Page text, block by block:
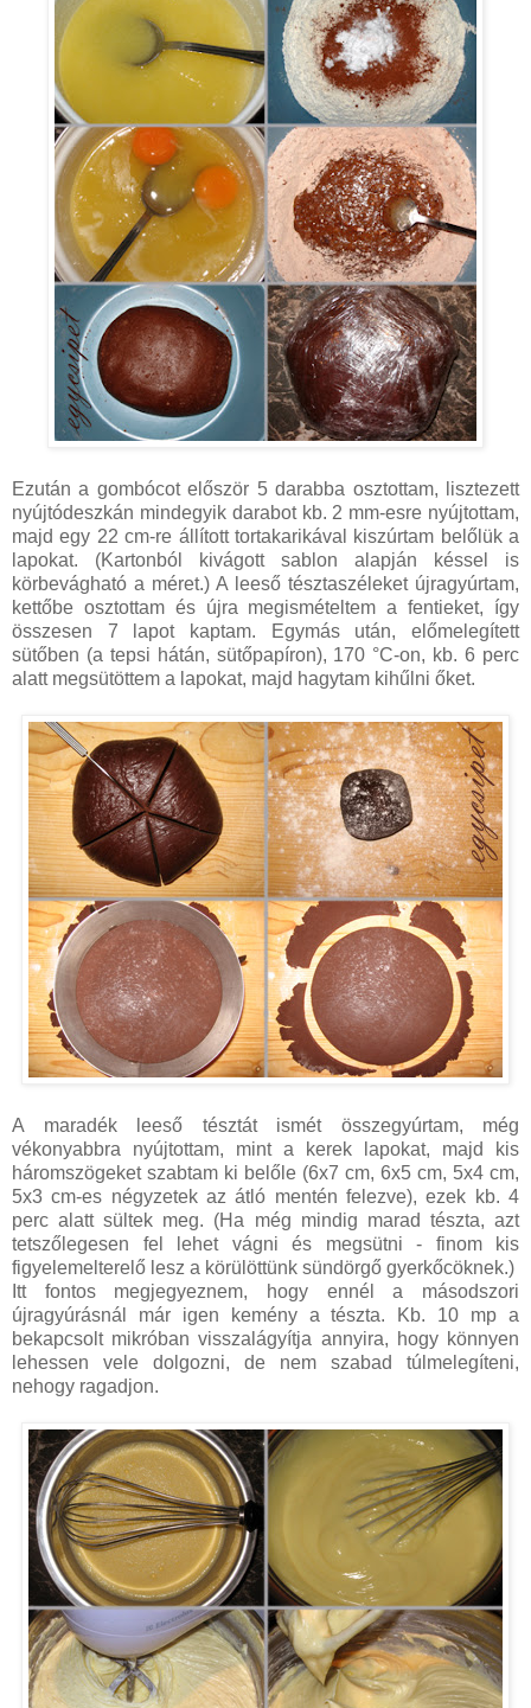
Ezután a gombócot először 5 darabba osztottam, lisztezett
nyújtódeszkán mindegyik darabot kb. 2 mm-esre nyújtottam,
majd egy 22 cm-re állított tortakarikával kiszúrtam belőlük a
lapokat. (Kartonból kivágott sablon alapján késsel is
körbevágható a méret.) A leeső tésztaszéleket újragyúrtam,
kettőbe osztottam és újra megismételtem a fentieket, így
összesen 7 lapot kaptam. Egymás után, előmelegített
sütőben (a tepsi hátán, sütőpapíron), 170 °C-on, kb. 6 perc
alatt megsütöttem a lapokat, majd hagytam kihűlni őket.
A maradék leeső tésztát ismét összegyúrtam, még
vékonyabbra nyújtottam, mint a kerek lapokat, majd kis
háromszögeket szabtam ki belőle (6x7 cm, 6x5 cm, 5x4 cm,
5x3 cm-es négyzetek az átló mentén felezve), ezek kb. 4
perc alatt sültek meg. (Ha még mindig marad tészta, azt
tetszőlegesen fel lehet vágni és megsütni - finom kis
figyelemelterelő lesz a körülöttünk sündörgő gyerkőcöknek.)
Itt fontos megjegyeznem, hogy ennél a másodszori
újragyúrásnál már igen kemény a tészta. Kb. 10 mp a
bekapcsolt mikróban visszalágyítja annyira, hogy könnyen
lehessen vele dolgozni, de nem szabad túlmelegíteni,
nehogy ragadjon.